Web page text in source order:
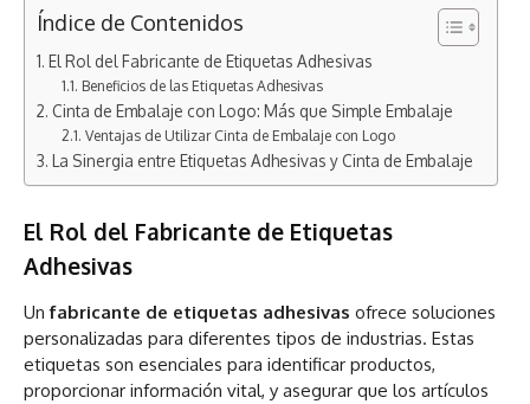
Índice de Contenidos
El Rol del Fabricante de Etiquetas Adhesivas
Beneficios de las Etiquetas Adhesivas
Cinta de Embalaje con Logo: Más que Simple Embalaje
Ventajas de Utilizar Cinta de Embalaje con Logo
La Sinergia entre Etiquetas Adhesivas y Cinta de Embalaje
El Rol del Fabricante de Etiquetas
Adhesivas
Unfabricante de etiquetas adhesivas ofrece soluciones
personalizadas para diferentes tipos de industrias. Estas
etiquetas son esenciales para identificar productos,
proporcionar información vital, y asegurar que los artículos